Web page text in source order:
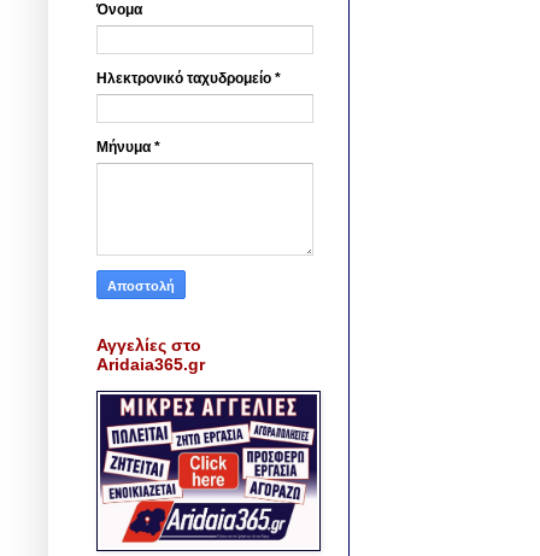
Όνομα
Ηλεκτρονικό ταχυδρομείο *
Μήνυμα *
Αγγελίες στο
Aridaia365.gr